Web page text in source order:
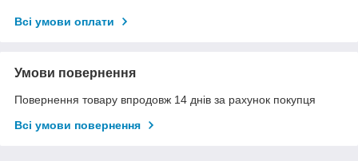
Всі умови оплати
Умови повернення
Повернення товару впродовж 14 днів за рахунок покупця
Всі умови повернення